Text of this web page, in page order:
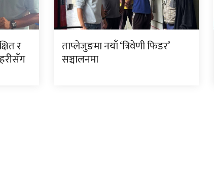
र ताप्लेजुङमा नयाँ ‘त्रिवेणी फिडर’
सञ्चालनमा